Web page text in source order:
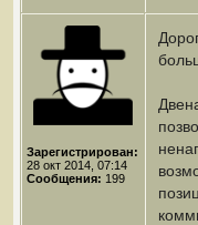
Зарегистрирован:
28 окт 2014, 07:14
Сообщения: 199